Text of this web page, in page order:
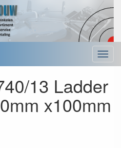
Menu
13 Ladder
x100mm